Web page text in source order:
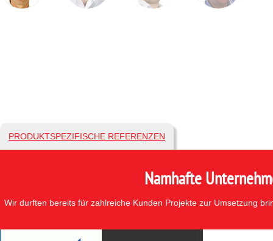
PRODUKTSPEZIFISCHE REFERENZEN
Namhafte
Wir durften bereits für zahlreiche Kunden Projekte zur Umsetzung